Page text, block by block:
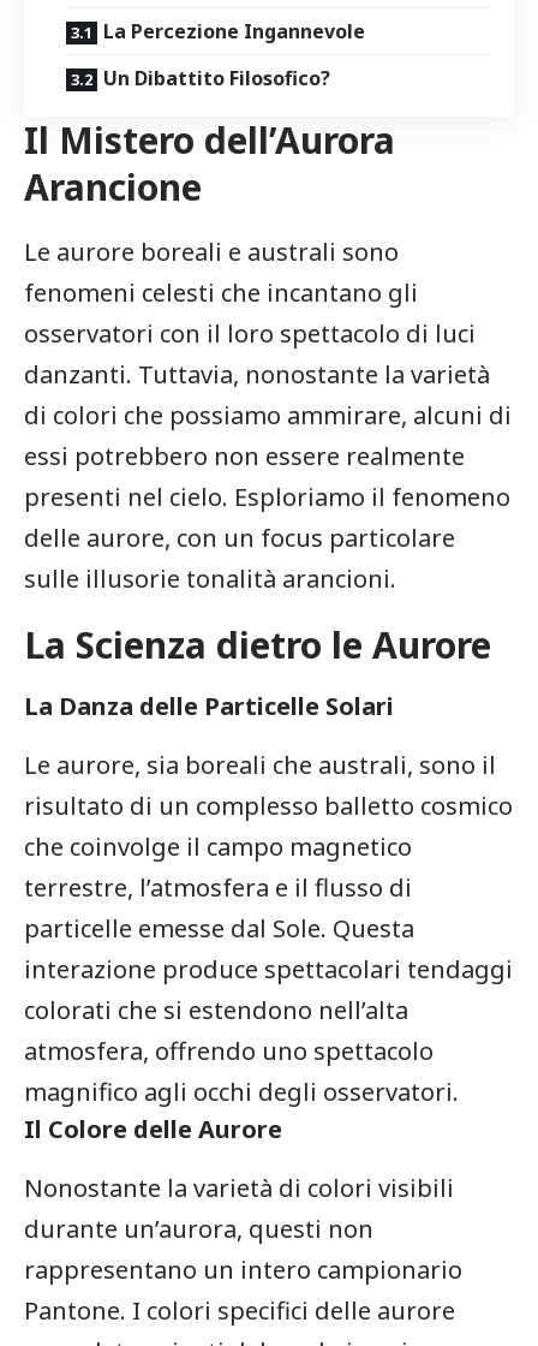
La Percezione Ingannevole
Un Dibattito Filosofico?
Il Mistero dell’Aurora
Arancione
Le aurore boreali e australi sono
fenomeni celesti che incantano⁢ gli
osservatori ‌con il loro spettacolo di luci⁣
danzanti. Tuttavia, nonostante la varietà
di colori che ‍possiamo ammirare, alcuni​ di
essi potrebbero non ‍essere realmente
presenti nel cielo. Esploriamo il fenomeno
delle aurore, con un focus ⁢particolare
sulle illusorie‍ tonalità ⁢arancioni.
La‌ Scienza dietro le Aurore
La Danza delle ‌Particelle ⁤Solari
Le aurore, sia boreali che australi, sono il
risultato di un complesso balletto cosmico
che coinvolge​ il campo ⁤magnetico
terrestre, l’atmosfera e il flusso di
particelle emesse dal Sole. ⁢Questa
⁣interazione produce ‌spettacolari tendaggi
colorati⁣ che si estendono nell’alta
atmosfera, offrendo uno spettacolo
magnifico agli occhi degli ​osservatori.
Il Colore delle Aurore
Nonostante la varietà di colori visibili
⁢durante un’aurora, questi non
rappresentano un intero ⁢campionario
Pantone. I colori specifici delle aurore